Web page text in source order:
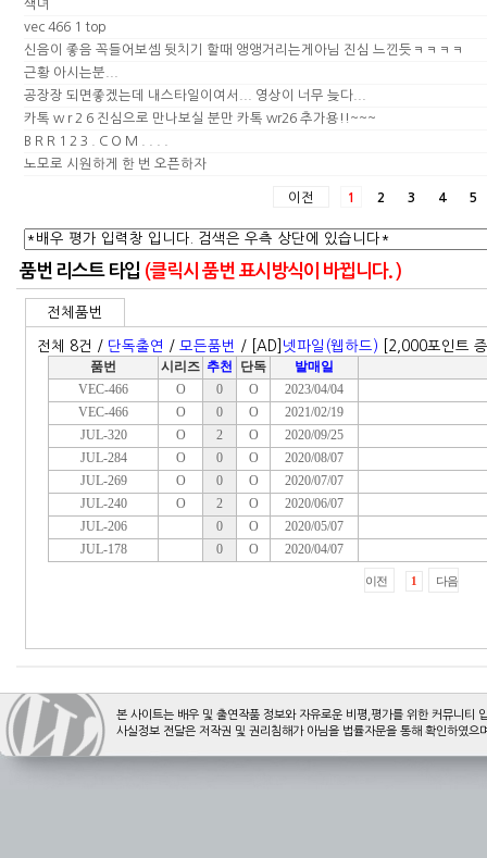
색녀
vec 466 1 top
신음이 좋음 꼭들어보셈 뒷치기 할때 앵앵거리는게아님 진심 느낀듯ㅋㅋㅋㅋ
근황 아시는분...
공장장 되면좋겠는데 내스타일이여서... 영상이 너무 늦다...
카톡 w r 2 6 진심으로 만나보실 분만 카톡 wr26 추가용!!~~~
B R R 1 2 3 . C O M . . . .
노모로 시원하게 한 번 오픈하자
이전 1 2 3 4 5
품번 리스트 타입 (클릭시 품번 표시방식이 바뀝니다. )
본 사이트는 배우 및 출연작품 정보와 자유로운 비평,평가를 위한 커뮤니티
사실정보 전달은 저작권 및 권리침해가 아님을 법률자문을 통해 확인하였으